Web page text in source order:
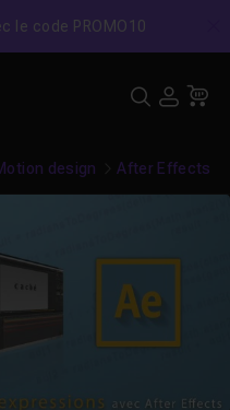
le code PROMO10
design After Effects